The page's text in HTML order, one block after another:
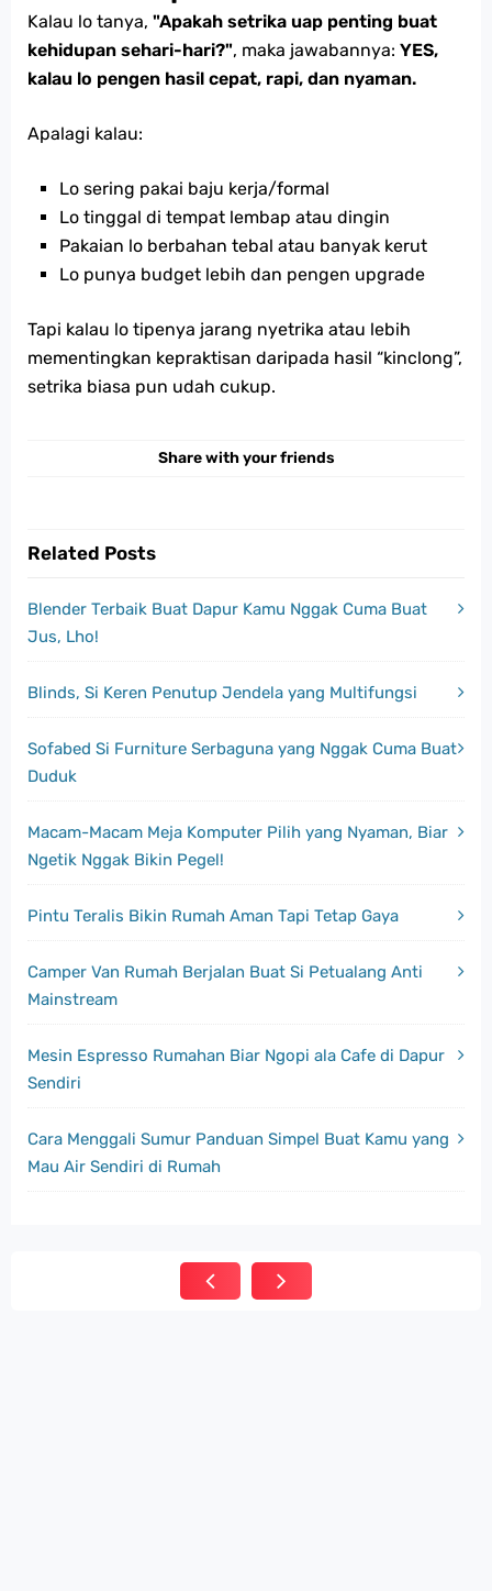
Kalau lo tanya, "Apakah setrika uap penting buat
kehidupan sehari-hari?", maka jawabannya: YES,
kalau lo pengen hasil cepat, rapi, dan nyaman.
Apalagi kalau:
Lo sering pakai baju kerja/formal
Lo tinggal di tempat lembap atau dingin
Pakaian lo berbahan tebal atau banyak kerut
Lo punya budget lebih dan pengen upgrade
Tapi kalau lo tipenya jarang nyetrika atau lebih
mementingkan kepraktisan daripada hasil “kinclong”,
setrika biasa pun udah cukup.
Share with your friends
Related Posts
Blender Terbaik Buat Dapur Kamu Nggak Cuma Buat
Jus, Lho!
Blinds, Si Keren Penutup Jendela yang Multifungsi
Sofabed Si Furniture Serbaguna yang Nggak Cuma Buat
Duduk
Macam-Macam Meja Komputer Pilih yang Nyaman, Biar
Ngetik Nggak Bikin Pegel!
Pintu Teralis Bikin Rumah Aman Tapi Tetap Gaya
Camper Van Rumah Berjalan Buat Si Petualang Anti
Mainstream
Mesin Espresso Rumahan Biar Ngopi ala Cafe di Dapur
Sendiri
Cara Menggali Sumur Panduan Simpel Buat Kamu yang
Mau Air Sendiri di Rumah